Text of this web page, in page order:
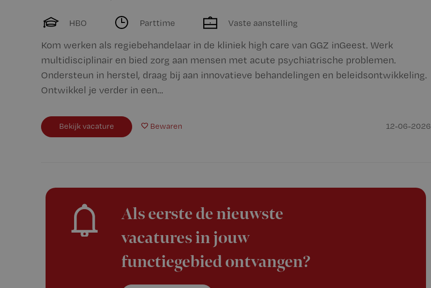
HBO Parttime Vaste aanstelling
Kom werken als regiebehandelaar in de kliniek high care van GGZ inGeest. Werk
multidisciplinair en bied zorg aan mensen met acute psychiatrische problemen.
Ondersteun in herstel, draag bij aan innovatieve behandelingen en beleidsontwikkeling.
Ontwikkel je verder in een...
Bekijk vacature Bewaren 12-06-2026
Als eerste de nieuwste
vacatures in jouw
functiegebied ontvangen?